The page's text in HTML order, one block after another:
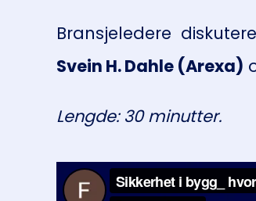
Bransjeledere
Svein H. Dahle (Arexa)
Lengde: 30 minutter.